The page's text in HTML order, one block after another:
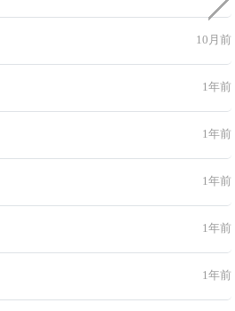
10月前
1年前
1年前
1年前
1年前
1年前